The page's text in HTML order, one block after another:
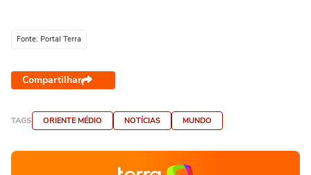
Fonte: Portal Terra
Compartilhar
TAGS ORIENTE MÉDIO NOTÍCIAS MUNDO